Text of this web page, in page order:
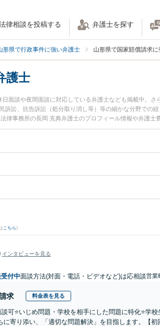
律相談を投稿する 弁護士を探す
形県で行政事件に強い弁護士 山形県で国家賠償請求
護士
面談や夜間面談に対応している弁護士なども掲載中。
訟、抗告訴訟（処分取り消し等）等の細かな分野での
律事務所の長岡 克典弁護士のプロフィール情報や弁護
したい』『国家賠償請求のトラブル解決の実績豊富な近
困りの相談者さんにおすすめです。
こちら)
インタビューを見る
付中面談方法(対面・電話・ビデオなど)は応相談営業
求 料金表を見る
談可⭐️いじめ問題・学校を相手にした問題に特化⭐️学
に寄り添い、「適切な問題解決」を目指します。【初